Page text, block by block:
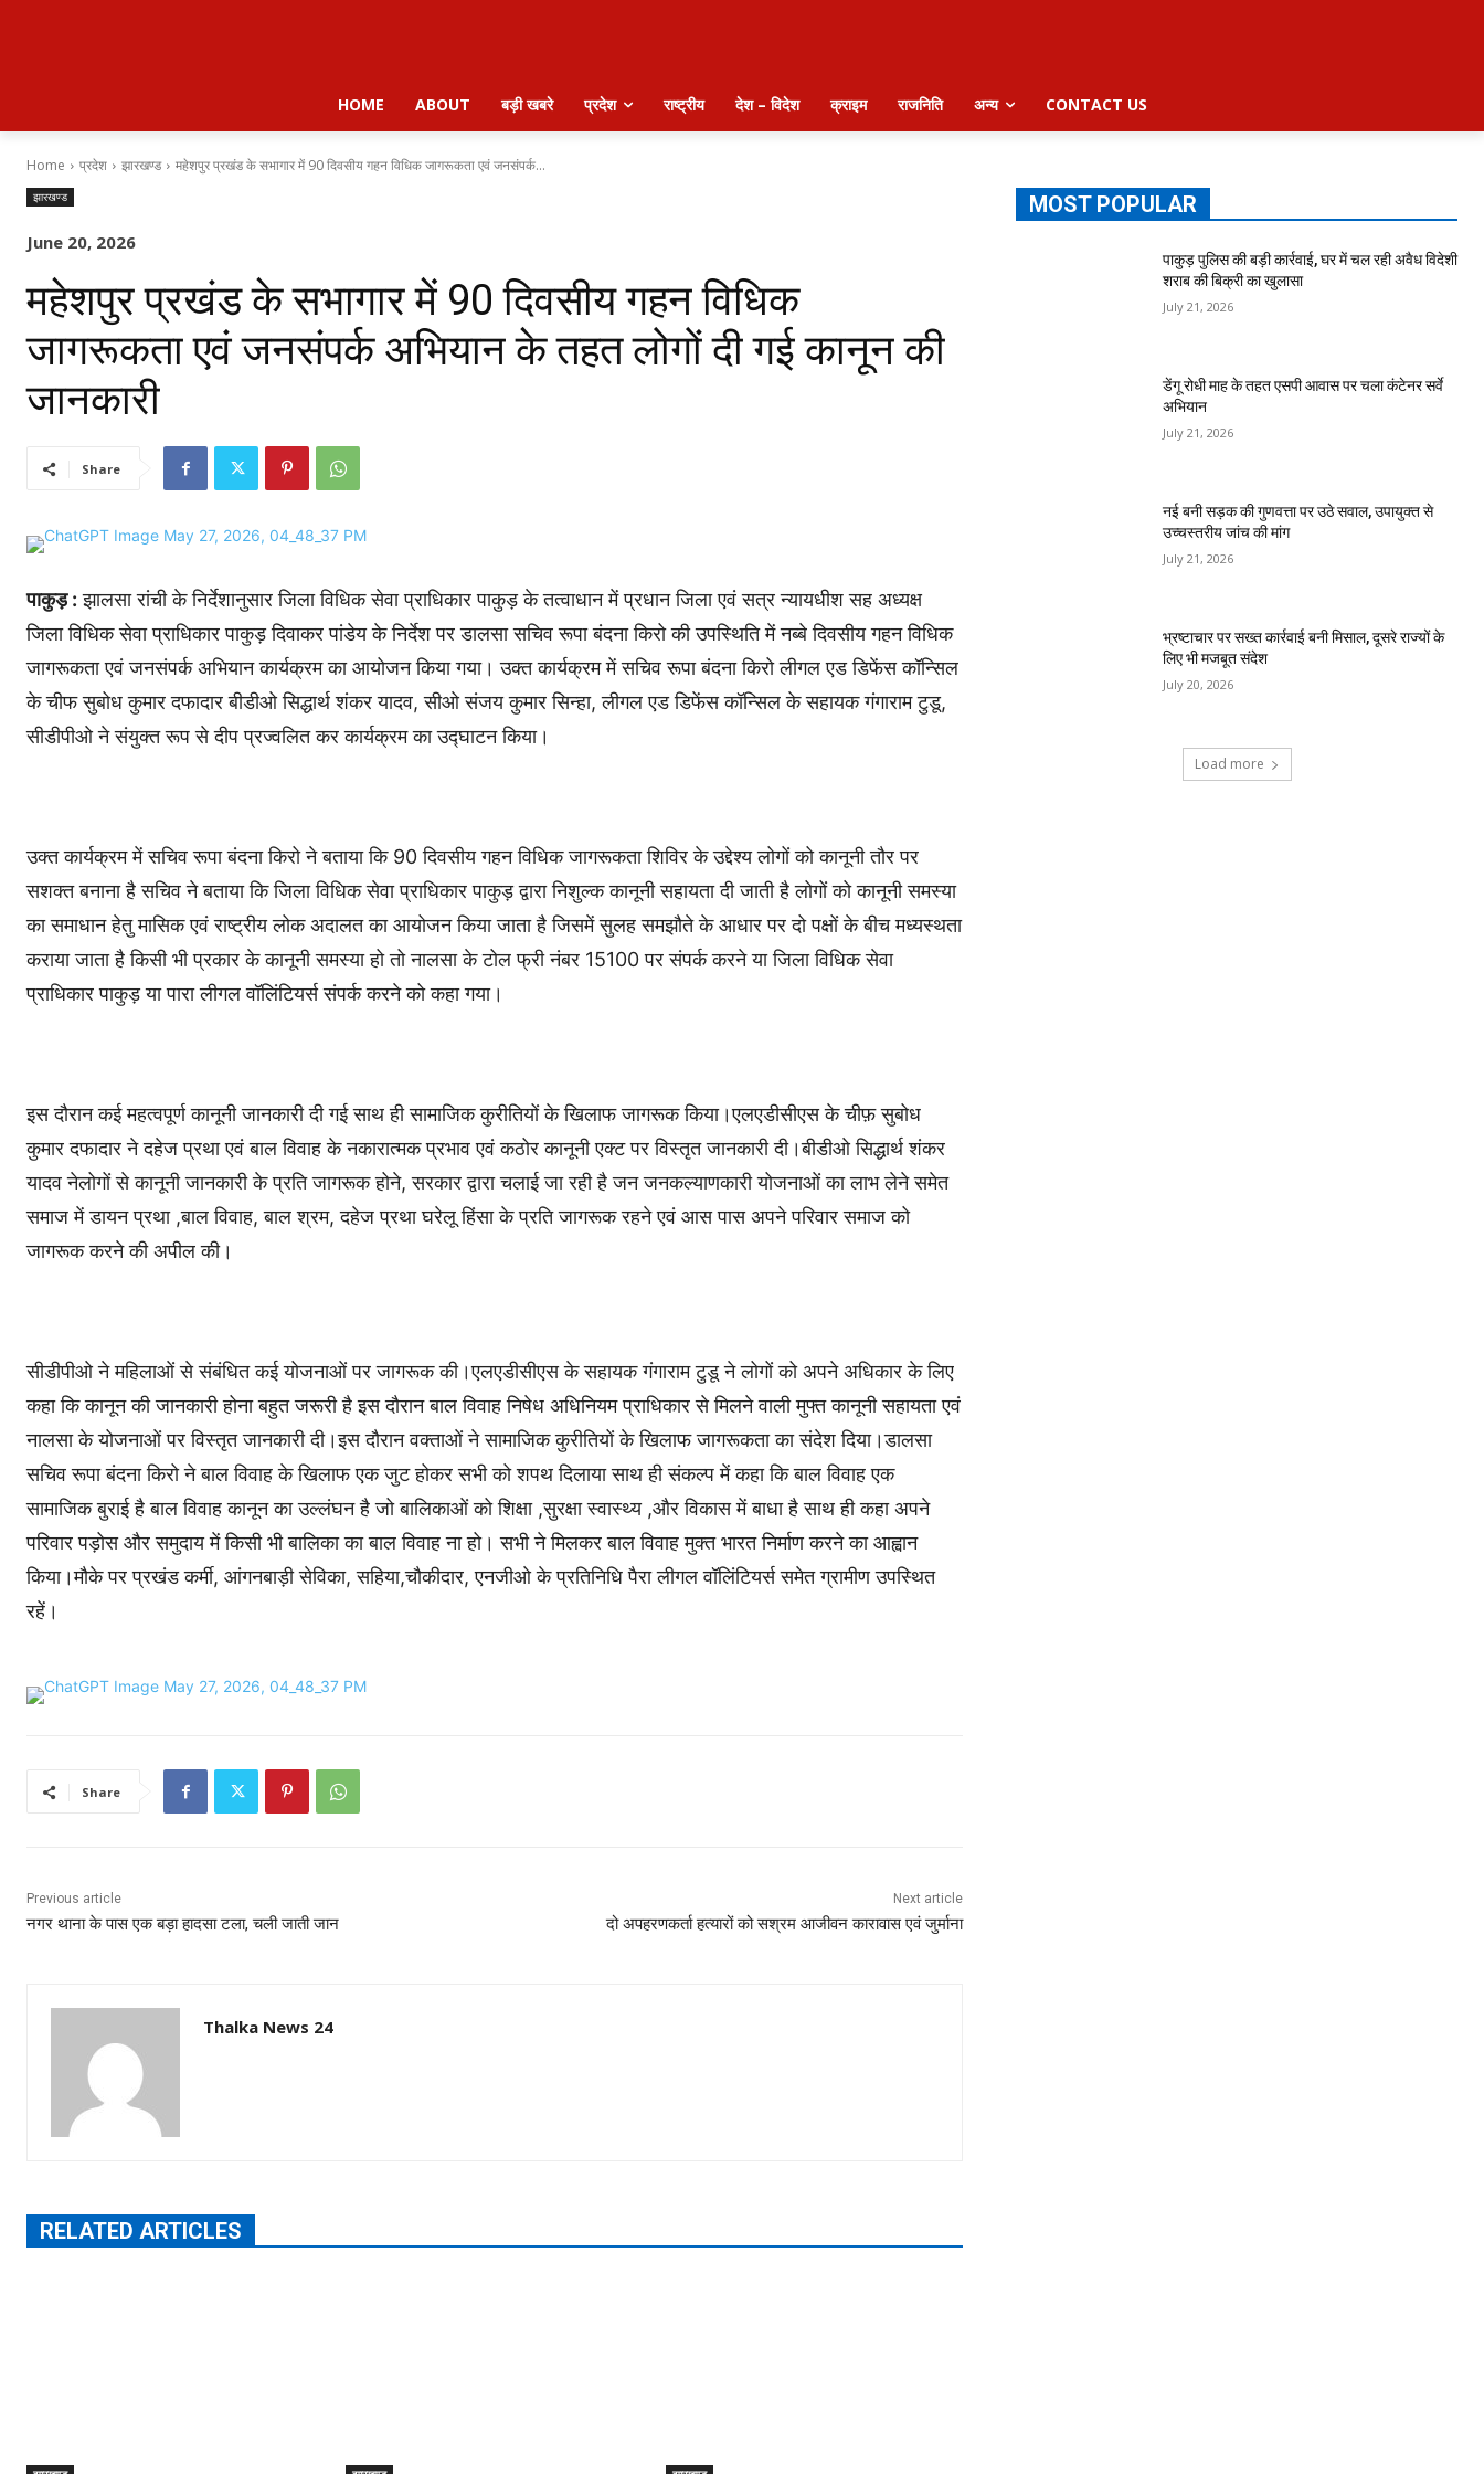
HOME ABOUT बड़ी खबरे प्रदेश राष्ट्रीय देश – विदेश क्राइम राजनिति अन्य CONTACT US
Home प्रदेश झारखण्ड महेशपुर प्रखंड के सभागार में 90 दिवसीय गहन विधिक जागरूकता एवं जनसंपर्क...
झारखण्ड
June 20, 2026
महेशपुर प्रखंड के सभागार में 90 दिवसीय गहन विधिक
जागरूकता एवं जनसंपर्क अभियान के तहत लोगों दी गई कानून की
जानकारी
Share
पाकुड़ : झालसा रांची के निर्देशानुसार जिला विधिक सेवा प्राधिकार पाकुड़ के तत्वाधान में प्रधान जिला एवं सत्र न्यायधीश सह अध्यक्ष
जिला विधिक सेवा प्राधिकार पाकुड़ दिवाकर पांडेय के निर्देश पर डालसा सचिव रूपा बंदना किरो की उपस्थिति में नब्बे दिवसीय गहन विधिक
जागरूकता एवं जनसंपर्क अभियान कार्यक्रम का आयोजन किया गया। उक्त कार्यक्रम में सचिव रूपा बंदना किरो लीगल एड डिफेंस कॉन्सिल
के चीफ सुबोध कुमार दफादार बीडीओ सिद्धार्थ शंकर यादव, सीओ संजय कुमार सिन्हा, लीगल एड डिफेंस कॉन्सिल के सहायक गंगाराम टुडू,
सीडीपीओ ने संयुक्त रूप से दीप प्रज्वलित कर कार्यक्रम का उद्घाटन किया।
उक्त कार्यक्रम में सचिव रूपा बंदना किरो ने बताया कि 90 दिवसीय गहन विधिक जागरूकता शिविर के उद्देश्य लोगों को कानूनी तौर पर
सशक्त बनाना है सचिव ने बताया कि जिला विधिक सेवा प्राधिकार पाकुड़ द्वारा निशुल्क कानूनी सहायता दी जाती है लोगों को कानूनी समस्या
का समाधान हेतु मासिक एवं राष्ट्रीय लोक अदालत का आयोजन किया जाता है जिसमें सुलह समझौते के आधार पर दो पक्षों के बीच मध्यस्थता
कराया जाता है किसी भी प्रकार के कानूनी समस्या हो तो नालसा के टोल फ्री नंबर 15100 पर संपर्क करने या जिला विधिक सेवा
प्राधिकार पाकुड़ या पारा लीगल वॉलिंटियर्स संपर्क करने को कहा गया।
इस दौरान कई महत्वपूर्ण कानूनी जानकारी दी गई साथ ही सामाजिक कुरीतियों के खिलाफ जागरूक किया।एलएडीसीएस के चीफ़ सुबोध
कुमार दफादार ने दहेज प्रथा एवं बाल विवाह के नकारात्मक प्रभाव एवं कठोर कानूनी एक्ट पर विस्तृत जानकारी दी।बीडीओ सिद्धार्थ शंकर
यादव नेलोगों से कानूनी जानकारी के प्रति जागरूक होने, सरकार द्वारा चलाई जा रही है जन जनकल्याणकारी योजनाओं का लाभ लेने समेत
समाज में डायन प्रथा ,बाल विवाह, बाल श्रम, दहेज प्रथा घरेलू हिंसा के प्रति जागरूक रहने एवं आस पास अपने परिवार समाज को
जागरूक करने की अपील की।
सीडीपीओ ने महिलाओं से संबंधित कई योजनाओं पर जागरूक की।एलएडीसीएस के सहायक गंगाराम टुडू ने लोगों को अपने अधिकार के लिए
कहा कि कानून की जानकारी होना बहुत जरूरी है इस दौरान बाल विवाह निषेध अधिनियम प्राधिकार से मिलने वाली मुफ्त कानूनी सहायता एवं
नालसा के योजनाओं पर विस्तृत जानकारी दी।इस दौरान वक्ताओं ने सामाजिक कुरीतियों के खिलाफ जागरूकता का संदेश दिया।डालसा
सचिव रूपा बंदना किरो ने बाल विवाह के खिलाफ एक जुट होकर सभी को शपथ दिलाया साथ ही संकल्प में कहा कि बाल विवाह एक
सामाजिक बुराई है बाल विवाह कानून का उल्लंघन है जो बालिकाओं को शिक्षा ,सुरक्षा स्वास्थ्य ,और विकास में बाधा है साथ ही कहा अपने
परिवार पड़ोस और समुदाय में किसी भी बालिका का बाल विवाह ना हो। सभी ने मिलकर बाल विवाह मुक्त भारत निर्माण करने का आह्वान
किया।मौके पर प्रखंड कर्मी, आंगनबाड़ी सेविका, सहिया,चौकीदार, एनजीओ के प्रतिनिधि पैरा लीगल वॉलिंटियर्स समेत ग्रामीण उपस्थित
रहें।
Share
Previous article
नगर थाना के पास एक बड़ा हादसा टला, चली जाती जान
Next article
दो अपहरणकर्ता हत्यारों को सश्रम आजीवन कारावास एवं जुर्माना
Thalka News 24
RELATED ARTICLES
MOST POPULAR
पाकुड़ पुलिस की बड़ी कार्रवाई, घर में चल रही अवैध विदेशी
शराब की बिक्री का खुलासा
July 21, 2026
डेंगू रोधी माह के तहत एसपी आवास पर चला कंटेनर सर्वे
अभियान
July 21, 2026
नई बनी सड़क की गुणवत्ता पर उठे सवाल, उपायुक्त से
उच्चस्तरीय जांच की मांग
July 21, 2026
भ्रष्टाचार पर सख्त कार्रवाई बनी मिसाल, दूसरे राज्यों के
लिए भी मजबूत संदेश
July 20, 2026
Load more